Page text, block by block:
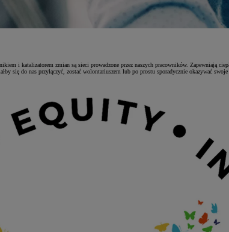
i katalizatorem zmian są sieci prowadzone przez naszych pracowników. Zapewniają
się do nas przyłączyć, zostać wolontariuszem lub po prostu sporadycznie okazywać swoje